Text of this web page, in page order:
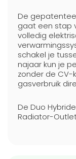
De
gaat een stap
volledig
schakel je
najaar kun je
zonder de
gasverbruik
De Duo
Radiator-